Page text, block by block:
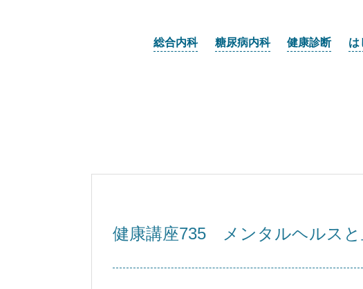
総合内科 糖尿病内科 健康診断 は
健康講座735 メンタルヘルスと